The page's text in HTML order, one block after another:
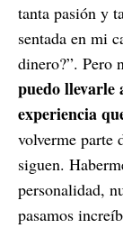
tanta pasión y
sentada en mi
dinero?”. Pero
puedo llevarle
experiencia
volverme parte
siguen.
personalidad,
pasamos